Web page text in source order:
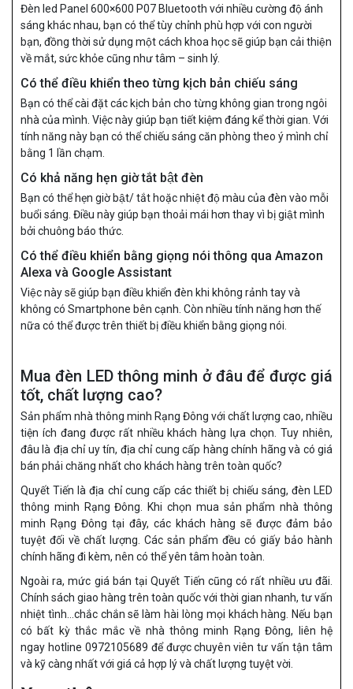
Đèn led Panel 600×600 P07 Bluetooth với nhiều cường độ ánh
sáng khác nhau, bạn có thể tùy chỉnh phù hợp với con người
bạn, đồng thời sử dụng một cách khoa học sẽ giúp bạn cải thiện
về mắt, sức khỏe cũng như tâm – sinh lý.
Có thể điều khiển theo từng kịch bản chiếu sáng
Bạn có thể cài đặt các kịch bản cho từng không gian trong ngôi
nhà của mình. Việc này giúp bạn tiết kiệm đáng kể thời gian. Với
tính năng này bạn có thể chiếu sáng căn phòng theo ý mình chỉ
bằng 1 lần chạm.
Có khả năng hẹn giờ tắt bật đèn
Bạn có thể hẹn giờ bật/ tắt hoặc nhiệt độ màu của đèn vào mỗi
buổi sáng. Điều này giúp bạn thoải mái hơn thay vì bị giật mình
bởi chuông báo thức.
Có thể điều khiển bằng giọng nói thông qua Amazon
Alexa và Google Assistant
Việc này sẽ giúp bạn điều khiển đèn khi không rảnh tay và
không có Smartphone bên cạnh. Còn nhiều tính năng hơn thế
nữa có thể được trên thiết bị điều khiển bằng giọng nói.
Mua đèn LED thông minh ở đâu để được giá
tốt, chất lượng cao?
Sản phẩm nhà thông minh Rạng Đông với chất lượng cao, nhiều
tiện ích đang được rất nhiều khách hàng lựa chọn. Tuy nhiên,
đâu là địa chỉ uy tín, địa chỉ cung cấp hàng chính hãng và có giá
bán phải chăng nhất cho khách hàng trên toàn quốc?
Quyết Tiến là địa chỉ cung cấp các thiết bị chiếu sáng, đèn LED
thông minh Rạng Đông. Khi chọn mua sản phẩm nhà thông
minh Rạng Đông tại đây, các khách hàng sẽ được đảm bảo
tuyệt đối về chất lượng. Các sản phẩm đều có giấy bảo hành
chính hãng đi kèm, nên có thể yên tâm hoàn toàn.
Ngoài ra, mức giá bán tại Quyết Tiến cũng có rất nhiều ưu đãi.
Chính sách giao hàng trên toàn quốc với thời gian nhanh, tư vấn
nhiệt tình…chắc chắn sẽ làm hài lòng mọi khách hàng. Nếu bạn
có bất kỳ thắc mắc về nhà thông minh Rạng Đông, liên hệ
ngay hotline 0972105689 để được chuyên viên tư vấn tận tâm
và kỹ càng nhất với giá cả hợp lý và chất lượng tuyệt vời.